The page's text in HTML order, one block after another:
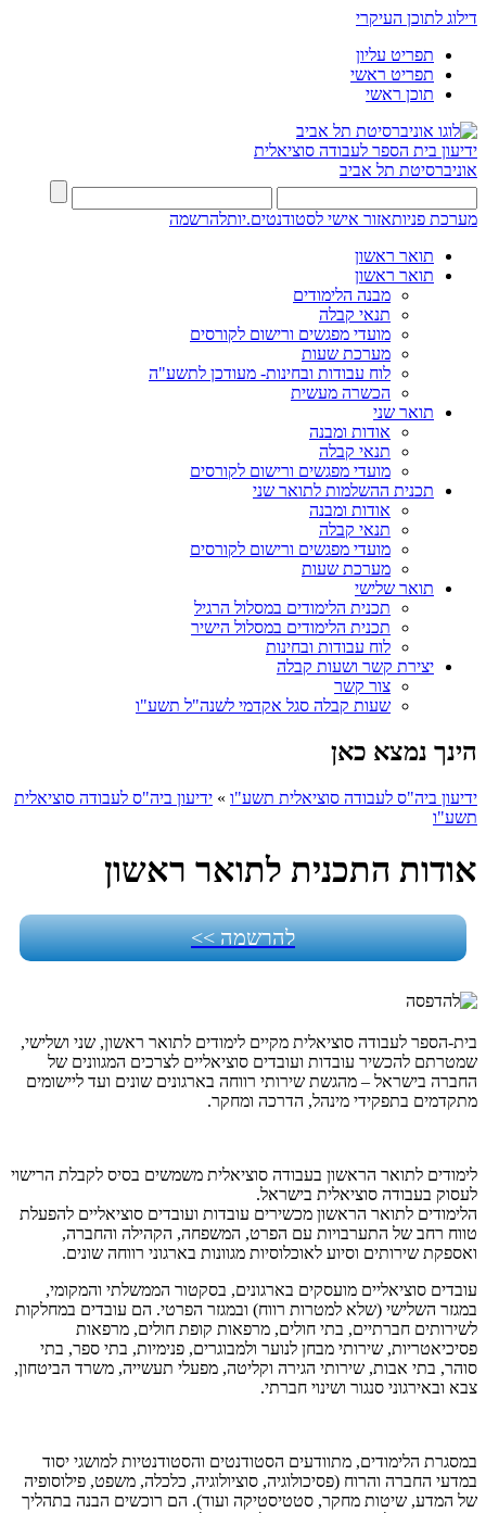
דילוג לתוכן העיקרי
תפריט עליון
תפריט ראשי
תוכן ראשי
ידיעון בית הספר לעבודה סוציאלית
אוניברסיטת תל אביב
מערכת פניותאזור אישי לסטודנטים.יותלהרשמה
תואר ראשון
תואר ראשון
מבנה הלימודים
תנאי קבלה
מועדי מפגשים ורישום לקורסים
מערכת שעות
לוח עבודות ובחינות- מעודכן לתשע"ה
הכשרה מעשית
תואר שני
אודות ומבנה
תנאי קבלה
מועדי מפגשים ורישום לקורסים
תכנית ההשלמות לתואר שני
אודות ומבנה
תנאי קבלה
מועדי מפגשים ורישום לקורסים
מערכת שעות
תואר שלישי
תכנית הלימודים במסלול הרגיל
תכנית הלימודים במסלול הישיר
לוח עבודות ובחינות
יצירת קשר ושעות קבלה
צור קשר
שעות קבלה סגל אקדמי לשנה"ל תשע"ו
הינך נמצא כאן
ידיעון ביה"ס לעבודה סוציאלית תשע"ו » ידיעון ביה"ס לעבודה סוציאלית
תשע"ו
אודות התכנית לתואר ראשון
להרשמה >>
בית-הספר לעבודה סוציאלית מקיים לימודים לתואר ראשון, שני ושלישי,
שמטרתם להכשיר עובדות ועובדים סוציאליים לצרכים המגוונים של
החברה בישראל – מהגשת שירותי רווחה בארגונים שונים ועד ליישומים
מתקדמים בתפקידי מינהל, הדרכה ומחקר.
לימודים לתואר הראשון בעבודה סוציאלית משמשים בסיס לקבלת הרישוי
לעסוק בעבודה סוציאלית בישראל.
הלימודים לתואר הראשון מכשירים עובדות ועובדים סוציאליים להפעלת
טווח רחב של התערבויות עם הפרט, המשפחה, הקהילה והחברה,
ואספקת שירותים וסיוע לאוכלוסיות מגוונות בארגוני רווחה שונים.
עובדים סוציאליים מועסקים בארגונים, בסקטור הממשלתי והמקומי,
במגזר השלישי (שלא למטרות רווח) ובמגזר הפרטי. הם עובדים במחלקות
לשירותים חברתיים, בתי חולים, מרפאות קופת חולים, מרפאות
פסיכיאטריות, שירותי מבחן לנוער ולמבוגרים, פנימיות, בתי ספר, בתי
סוהר, בתי אבות, שירותי הגירה וקליטה, מפעלי תעשייה, משרד הביטחון,
צבא ובאירגוני סנגור ושינוי חברתי.
במסגרת הלימודים, מתוודעים הסטודנטים והסטודנטיות למושגי יסוד
במדעי החברה והרוח (פסיכולוגיה, סוציולוגיה, כלכלה, משפט, פילוסופיה
של המדע, שיטות מחקר, סטטיסטיקה ועוד). הם רוכשים הבנה בתהליך